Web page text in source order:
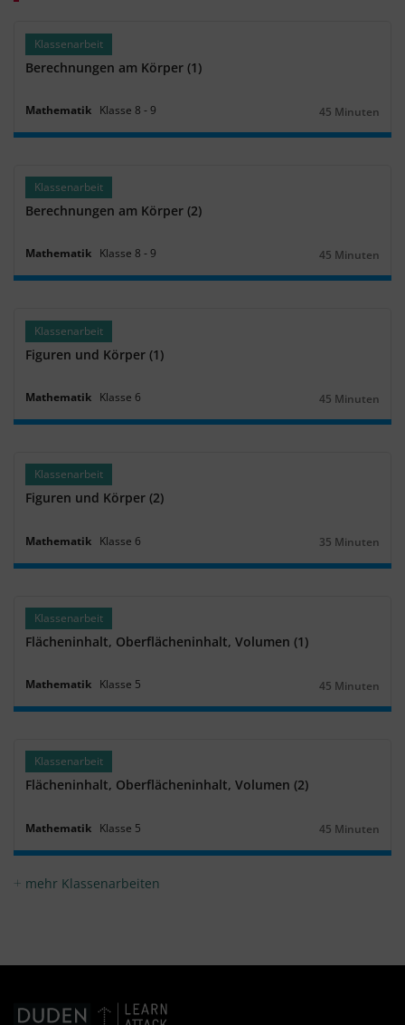
Klassenarbeit
Berechnungen am Körper (1)
Mathematik Klasse 8 ‐9
Dauer:
45 Minuten
Klassenarbeit
Berechnungen am Körper (2)
Mathematik Klasse 8 ‐9
Dauer:
45 Minuten
Klassenarbeit
Figuren und Körper (1)
Mathematik Klasse 6
Dauer:
45 Minuten
Klassenarbeit
Figuren und Körper (2)
Mathematik Klasse 6
Dauer:
35 Minuten
Klassenarbeit
Flächeninhalt, Oberflächeninhalt, Volumen (1)
Mathematik Klasse 5
Dauer:
45 Minuten
Klassenarbeit
Flächeninhalt, Oberflächeninhalt, Volumen (2)
Mathematik Klasse 5
Dauer:
45 Minuten
mehr Klassenarbeiten